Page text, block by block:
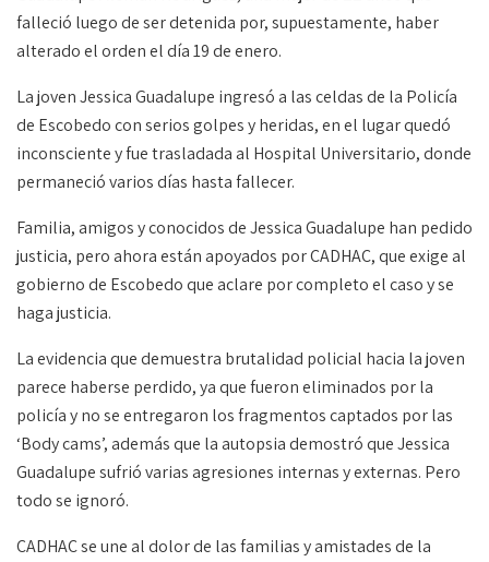
falleció luego de ser detenida por, supuestamente, haber
alterado el orden el día 19 de enero.
La joven Jessica Guadalupe ingresó a las celdas de la Policía
de Escobedo con serios golpes y heridas, en el lugar quedó
inconsciente y fue trasladada al Hospital Universitario, donde
permaneció varios días hasta fallecer.
Familia, amigos y conocidos de Jessica Guadalupe han pedido
justicia, pero ahora están apoyados por CADHAC, que exige al
gobierno de Escobedo que aclare por completo el caso y se
haga justicia.
La evidencia que demuestra brutalidad policial hacia la joven
parece haberse perdido, ya que fueron eliminados por la
policía y no se entregaron los fragmentos captados por las
‘Body cams’, además que la autopsia demostró que Jessica
Guadalupe sufrió varias agresiones internas y externas. Pero
todo se ignoró.
CADHAC se une al dolor de las familias y amistades de la